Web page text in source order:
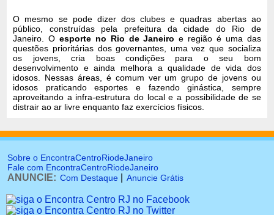
O mesmo se pode dizer dos clubes e quadras abertas ao
público, construídas pela prefeitura da cidade do Rio de
Janeiro. O esporte no Rio de Janeiro e região é uma das
questões prioritárias dos governantes, uma vez que socializa
os jovens, cria boas condições para o seu bom
desenvolvimento e ainda melhora a qualidade de vida dos
idosos. Nessas áreas, é comum ver um grupo de jovens ou
idosos praticando esportes e fazendo ginástica, sempre
aproveitando a infra-estrutura do local e a possibilidade de se
distrair ao ar livre enquanto faz exercícios físicos.
Sobre o EncontraCentroRiodeJaneiro
Fale com EncontraCentroRiodeJaneiro
ANUNCIE: Com Destaque Anuncie Grátis